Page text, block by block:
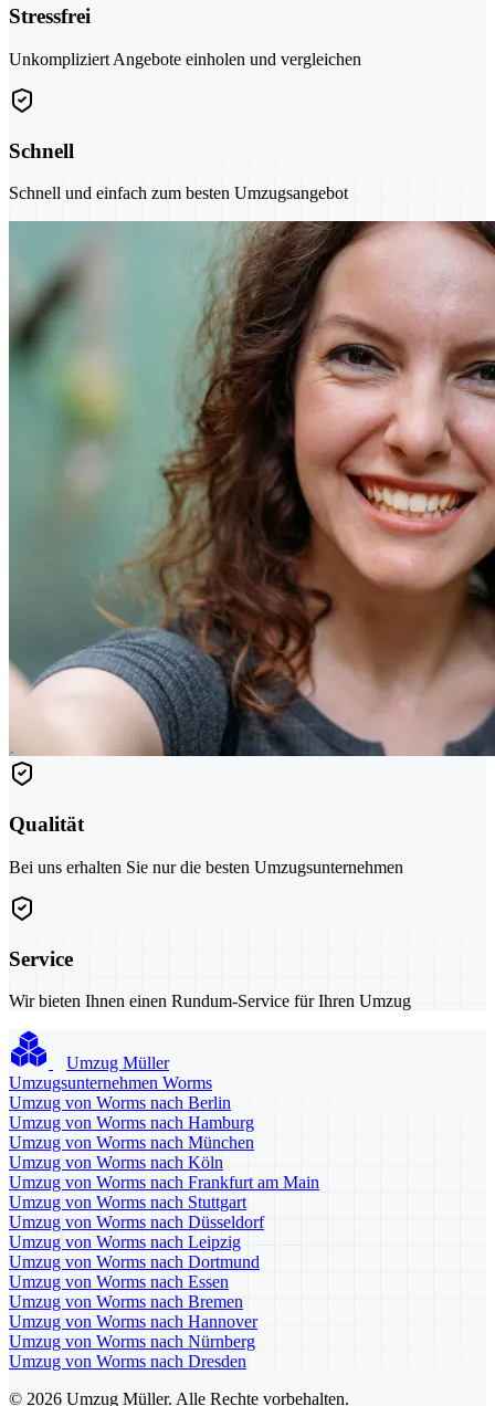
Stressfrei
Unkompliziert Angebote einholen und vergleichen
Schnell
Schnell und einfach zum besten Umzugsangebot
Qualität
Bei uns erhalten Sie nur die besten Umzugsunternehmen
Service
Wir bieten Ihnen einen Rundum-Service für Ihren Umzug
Umzug Müller
Umzugsunternehmen Worms
Umzug von Worms nach Berlin
Umzug von Worms nach Hamburg
Umzug von Worms nach München
Umzug von Worms nach Köln
Umzug von Worms nach Frankfurt am Main
Umzug von Worms nach Stuttgart
Umzug von Worms nach Düsseldorf
Umzug von Worms nach Leipzig
Umzug von Worms nach Dortmund
Umzug von Worms nach Essen
Umzug von Worms nach Bremen
Umzug von Worms nach Hannover
Umzug von Worms nach Nürnberg
Umzug von Worms nach Dresden
© 2026 Umzug Müller. Alle Rechte vorbehalten.